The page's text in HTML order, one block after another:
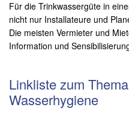
Für die Trinkwassergüte in
nicht nur Installateure und
Die meisten Vermieter und
Information und
Linkliste zum
Wasserhygiene